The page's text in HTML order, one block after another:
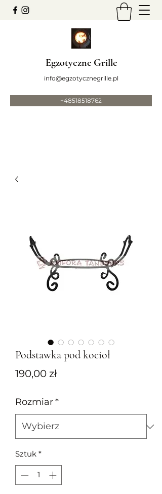
Egzotyczne Grille
info@egzotycznegrille.pl
+48518518762
Podstawka pod kocioł
190,00 złCena
Rozmiar*
Sztuk *